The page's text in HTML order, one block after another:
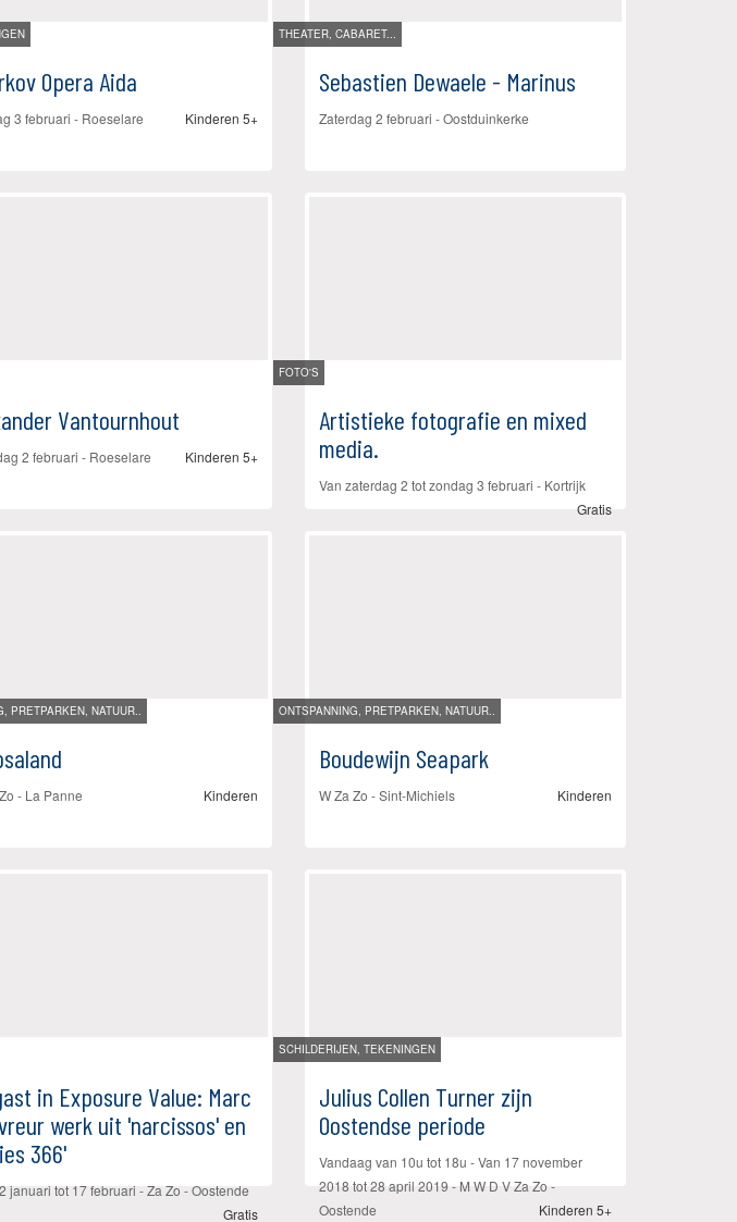
Opera Aida
3 februari - Roeselare Kinderen 5+
THEATER, CABARET...
Sebastien Dewaele - Marinus
Zaterdag 2 februari -Oostduinkerke
Vantournhout
2 februari - Roeselare Kinderen 5+
FOTO'S
Artistieke fotografie en mixed
media.
Van zaterdag 2 totzondag 3 februari - Kortrijk
Gratis
PRETPARKEN, NATUUR..
- La Panne Kinderen
ONTSPANNING, PRETPARKEN, NATUUR..
Boudewijn Seapark
W Za Zo -Sint-Michiels Kinderen
in Exposure Value: Marc
werk uit 'narcissos' en
366'
januari tot 17 februari - Za Zo -Oostende
Gratis
SCHILDERIJEN, TEKENINGEN
Julius Collen Turner zijn
Oostendse periode
Vandaag van 10u tot 18u - Van 17 november
2018tot28 april 2019- M W D V Za Zo -
Oostende
Kinderen 5+